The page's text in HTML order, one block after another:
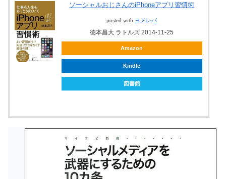
ソーシャルおじさんのiPhoneアプリ習慣術
posted with ヨメレバ
徳本昌大 ラトルズ 2014-11-25
Amazon
Kindle
図書館